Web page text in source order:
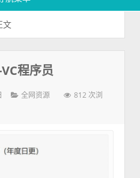
文
程序员
全网资源
812 次浏